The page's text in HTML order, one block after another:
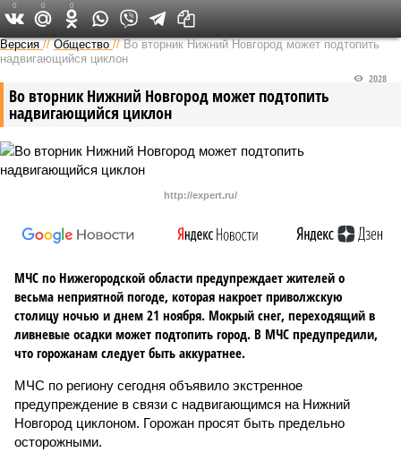
Версия в Кирове
Версия //Общество //Во вторник Нижний Новгород может подтопить
надвигающийся циклон
Во вторник Нижний Новгород может подтопить
надвигающийся циклон
2028
http://expert.ru/
МЧС по Нижегородской области предупреждает жителей о
весьма неприятной погоде, которая накроет приволжскую
столицу ночью и днем 21 ноября. Мокрый снег, переходящий в
ливневые осадки может подтопить город. В МЧС предупредили,
что горожанам следует быть аккуратнее.
МЧС по региону сегодня объявило экстренное
предупреждение в связи с надвигающимся на Нижний
Новгород циклоном. Горожан просят быть предельно
осторожными.
0 0 0